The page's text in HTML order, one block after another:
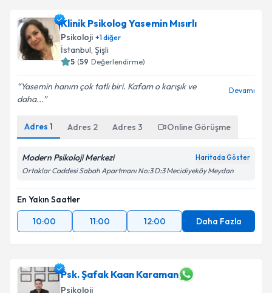
Klinik Psikolog Yasemin Mısırlı
Psikoloji +1diğer
İstanbul, Şişli
5 (59 Değerlendirme)
Yasemin hanım çok tatlı biri. Kafam o karışık ve
daha...
Devamı
Adres 1 Adres 2 Adres 3 Online Görüşme
Modern Psikoloji Merkezi Haritada Göster
Ortaklar Caddesi Sabah Apartmanı No:3 D:3 Mecidiyeköy Meydan
En Yakın Saatler
10:00
11:00 12:00 Daha Fazla
Psk. Şafak Kaan Karaman
Psikoloji